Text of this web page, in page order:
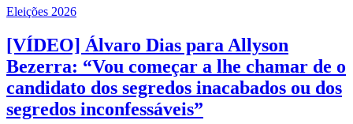
Eleições 2026
[VÍDEO] Álvaro Dias para Allyson
Bezerra: “Vou começar a lhe chamar de o
candidato dos segredos inacabados ou dos
segredos inconfessáveis”